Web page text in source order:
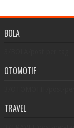
BOLA
OTOMOTIF
TRAVEL